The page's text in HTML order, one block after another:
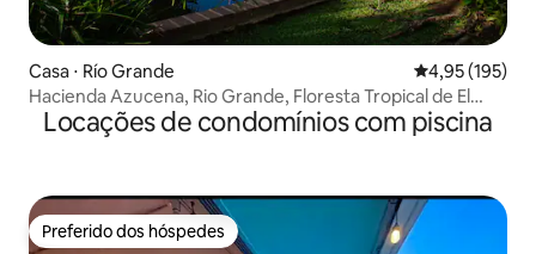
Casa ⋅ Río Grande 4,95 de uma
4,95 (195)
Hacienda Azucena, Rio Grande, Floresta Tropical de El
Yunque
Locações de condomínios com piscina
Preferido dos hóspedes
Preferido dos hóspedes